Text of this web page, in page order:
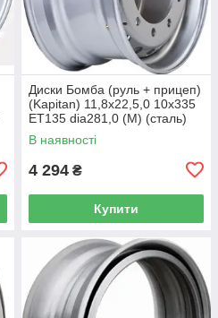
Диски Бомба (руль + прицеп)
(Kapitan) 11,8x22,5,0 10x335
ET135 dia281,0 (M) (сталь)
(кт)
В наявності
4 294 ₴
Купити